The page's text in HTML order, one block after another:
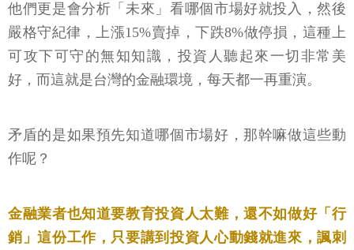
他們更是會分析「未來」看哪個市場好就投入，然後
嚴格守紀律，上漲15%賣掉，下跌8%做停損，這種上
可攻下可守的無知知識，投資人聽起來一切非常美
好，而這就是台灣的金融環境，每天都一再重演。
矛盾的是如果預先知道哪個市場好，那幹嘛做這些動
作呢？
金融業者也知道要教育投資人太難，還不如做好「行
銷」這份工作，只要講到投資人心動錢就進來，諷刺